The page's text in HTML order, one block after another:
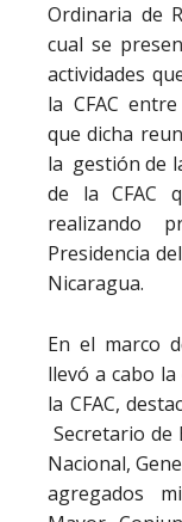
Ordinaria de
cual se
actividades
la CFAC
que dicha
la gestión de
de la CFAC
realizando
Presidencia
Nicaragua.
En el marco
llevó a cabo
la CFAC,
Secretario de
Nacional,
agregados